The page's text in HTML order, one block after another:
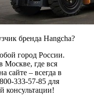
бренда Hangcha?
город России.
Москве, где вся
сайте – всегда в
333-57-85 для
консультации!